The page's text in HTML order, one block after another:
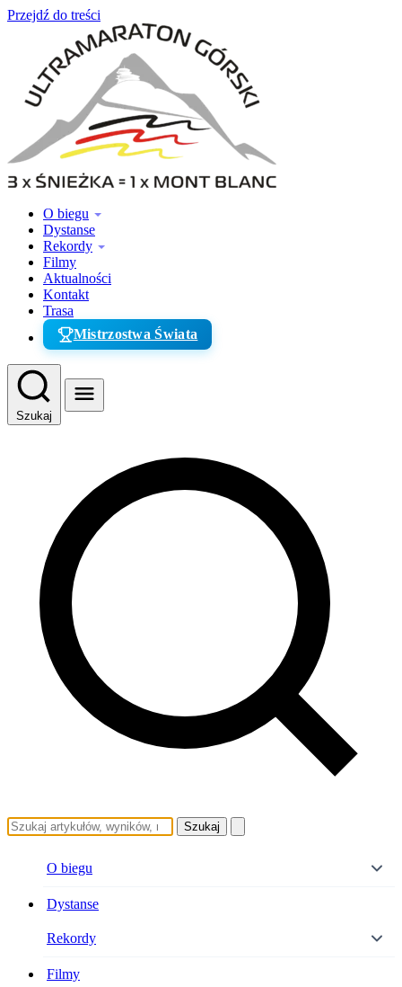
Przejdź do treści
O biegu
Dystanse
Rekordy
Filmy
Aktualności
Kontakt
Trasa
Mistrzostwa Świata
Szukaj
Szukaj
O biegu
Dystanse
Rekordy
Filmy